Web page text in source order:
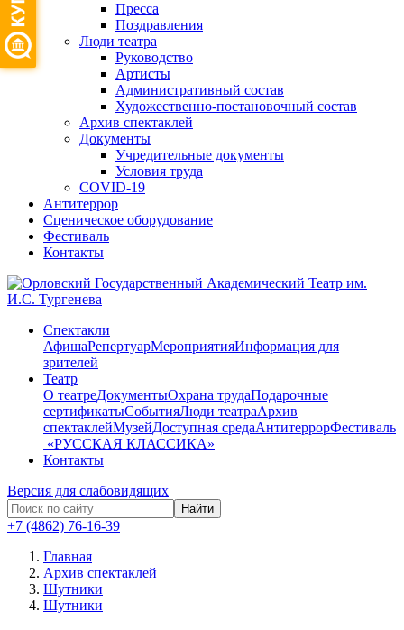
Пресса
Поздравления
Люди театра
Руководство
Артисты
Административный состав
Художественно-постановочный состав
Архив спектаклей
Документы
Учредительные документы
Условия труда
COVID-19
Антитеррор
Сценическое оборудование
Фестиваль
Контакты
Спектакли
АфишаРепертуарМероприятияИнформация для
зрителей
Театр
О театреДокументыОхрана трудаПодарочные
сертификатыСобытияЛюди театраАрхив
спектаклейМузейДоступная средаАнтитеррорФестиваль
​ «РУССКАЯ КЛАССИКА»
Контакты
Версия для слабовидящих
Найти
+7 (4862) 76-16-39
Главная
Архив спектаклей
Шутники
Шутники